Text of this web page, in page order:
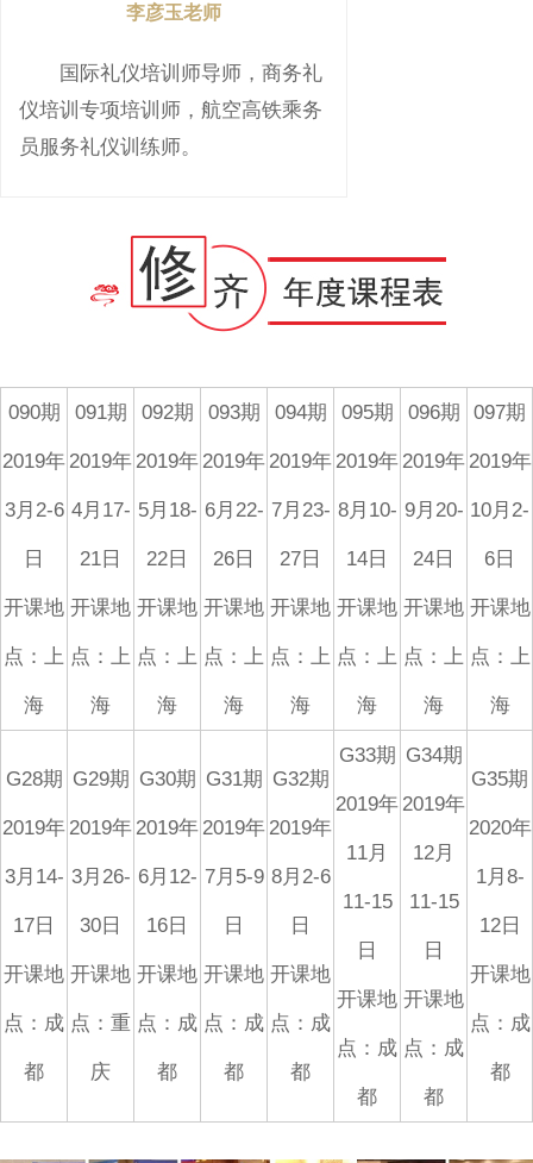
李彦玉老师
国际礼仪培训师导师，商务礼
仪培训专项培训师，航空高铁乘务
员服务礼仪训练师。
090期
2019年
3月2-6
日
开课地
点：上
海
091期
2019年
4月17-
21日
开课地
点：上
海
092期
2019年
5月18-
22日
开课地
点：上
海
093期
2019年
6月22-
26日
开课地
点：上
海
094期
2019年
7月23-
27日
开课地
点：上
海
095期
2019年
8月10-
14日
开课地
点：上
海
096期
2019年
9月20-
24日
开课地
点：上
海
097期
2019年
10月2-
6日
开课地
点：上
海
G28期
2019年
3月14-
17日
开课地
点：成
都
G29期
2019年
3月26-
30日
开课地
点：重
庆
G30期
2019年
6月12-
16日
开课地
点：成
都
G31期
2019年
7月5-9
日
开课地
点：成
都
G32期
2019年
8月2-6
日
开课地
点：成
都
G33期
2019年
11月
11-15
日
开课地
点：成
都
G34期
2019年
12月
11-15
日
开课地
点：成
都
G35期
2020年
1月8-
12日
开课地
点：成
都